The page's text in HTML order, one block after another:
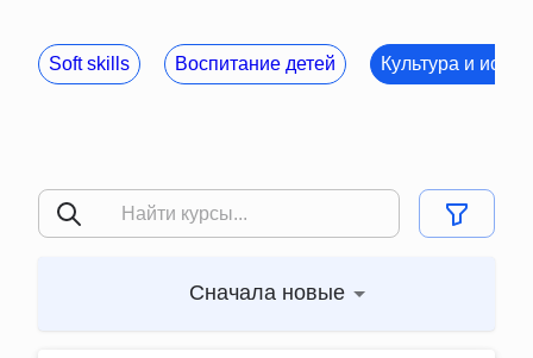
Soft skills Воспитание детей Культура и
Сначала новые